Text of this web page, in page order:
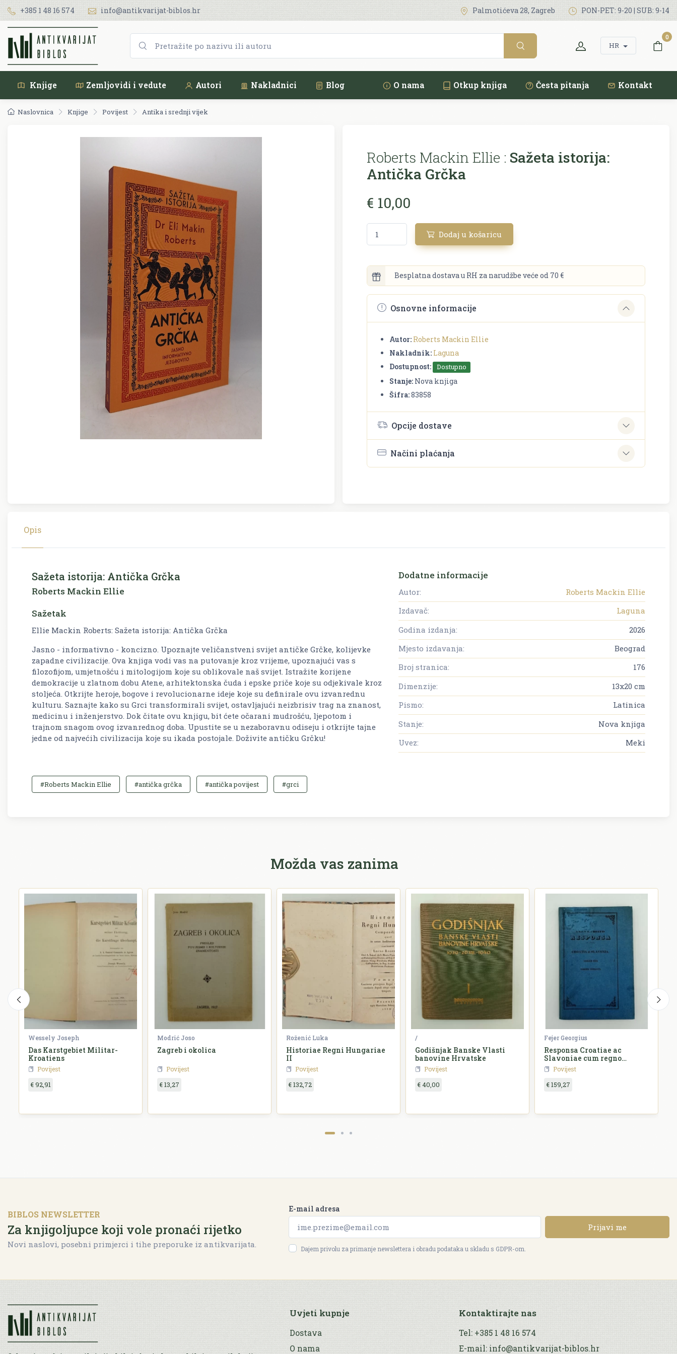
+385 1 48 16 574 info@antikvarijat-biblos.hr Palmotićeva 28, Zagreb PON-PET: 9-20 | SUB: 9-14
HR
0
Knjige Zemljovidi i vedute Autori Nakladnici Blog O nama Otkup knjiga Česta pitanja Kontakt
Naslovnica Knjige Povijest Antika i srednji vijek
Roberts Mackin Ellie : Sažeta istorija:
Antička Grčka
€ 10,00
Dodaj u košaricu
Besplatna dostava u RH za narudžbe veće od 70 €
Osnovne informacije
Autor: Roberts Mackin Ellie
Nakladnik: Laguna
Dostupnost:
Dostupno
Stanje: Nova knjiga
Šifra:83858
Opcije dostave
Načini plaćanja
Opis
Sažeta istorija: Antička Grčka
Roberts Mackin Ellie
Sažetak
Ellie Mackin Roberts: Sažeta istorija: Antička Grčka
Jasno - informativno - koncizno. Upoznajte veličanstveni svijet antičke Grčke, kolijevke
zapadne civilizacije. Ova knjiga vodi vas na putovanje kroz vrijeme, upoznajući vas s
filozofijom, umjetnošću i mitologijom koje su oblikovale naš svijet. Istražite korijene
demokracije u zlatnom dobu Atene, arhitektonska čuda i epske priče koje su odjekivale kroz
stoljeća. Otkrijte heroje, bogove i revolucionarne ideje koje su definirale ovu izvanrednu
kulturu. Saznajte kako su Grci transformirali svijet, ostavljajući neizbrisiv trag na znanost,
medicinu i inženjerstvo. Dok čitate ovu knjigu, bit ćete očarani mudrošću, ljepotom i
trajnom snagom ovog izvanrednog doba. Upustite se u nezaboravnu odiseju i otkrijte tajne
jedne od najvećih civilizacija koje su ikada postojale. Doživite antičku Grčku!
#Roberts Mackin Ellie #antička grčka #antička povijest #grci
Dodatne informacije
Autor:
Roberts Mackin Ellie
Izdavač:
Laguna
Godina izdanja:
2026
Mjesto izdavanja:
Beograd
Broj stranica:
176
Dimenzije:
13x20 cm
Pismo:
Latinica
Stanje:
Nova knjiga
Uvez:
Meki
Možda vas zanima
Wessely Joseph
Das Karstgebiet Militar-
Kroatiens
Povijest
€ 92,91
Modrić Joso
Zagreb i okolica
Povijest
€ 13,27
Roženić Luka
Historiae Regni Hungariae
II
Povijest
€ 132,72
/
Godišnjak Banske Vlasti
banovine Hrvatske
Povijest
€ 40,00
Fejer Georgius
Responsa Croatiae ac
Slavoniae cum regno
Hungariae
Povijest
€ 159,27
BIBLOS NEWSLETTER
Za knjigoljupce koji vole pronaći rijetko
Novi naslovi, posebni primjerci i tihe preporuke iz antikvarijata.
E-mail adresa
Prijavi me
Dajem privolu za primanje newslettera i obradu podataka u skladu s GDPR-om.
Uvjeti kupnje
Dostava
O nama
Kontaktirajte nas
Tel: +385 1 48 16 574
E-mail: info@antikvarijat-biblos.hr